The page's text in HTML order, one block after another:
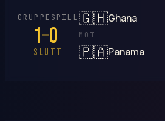
GRUPPESPILL
1–0
SLUTT
🇬🇭Ghana
MOT
🇵🇦Panama